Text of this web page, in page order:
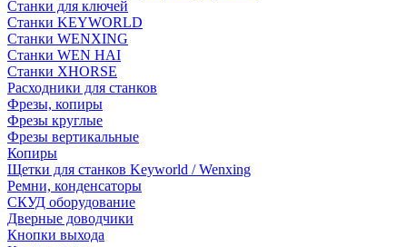
Станки для ключей
Станки KEYWORLD
Станки WENXING
Станки WEN HAI
Станки XHORSE
Расходники для станков
Фрезы, копиры
Фрезы круглые
Фрезы вертикальные
Копиры
Щетки для станков Keyworld / Wenxing
Ремни, конденсаторы
СКУД оборудование
Дверные доводчики
Кнопки выхода